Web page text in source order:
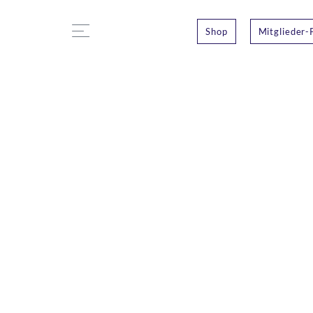
Shop Mitglieder-